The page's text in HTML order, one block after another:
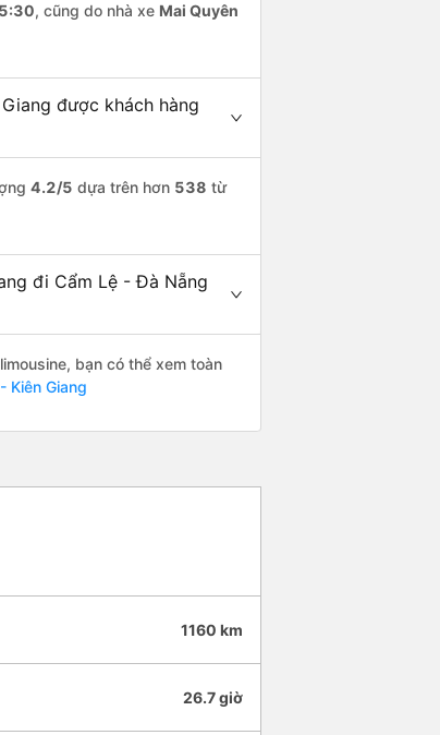
5:30, cũng do nhà xe Mai Quyên
được khách hàng
4.2/5 dựa trên hơn 538 từ
đi Cẩm Lệ - Đà Nẵng
bạn có thể xem toàn
Kiên Giang
1160 km
26.7 giờ